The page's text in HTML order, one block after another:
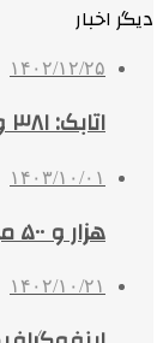
دیگر اخبار
۱۴۰۲/۱۲/۲۵
اتابک: ۳۸۱ واحد معدنی غیرفعال فعال شدند
۱۴۰۳/۱۰/۰۱
هزار و ۵۰۰ میلیارد تومان شمش طلا معامله شد
۱۴۰۲/۱۰/۲۱